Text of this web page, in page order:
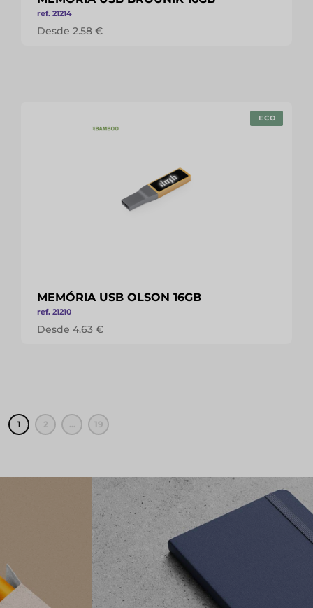
ref. 21214
Desde 2.58 €
ECO
MEMÓRIA USB OLSON 16GB
ref. 21210
Desde 4.63 €
1 2 ... 19